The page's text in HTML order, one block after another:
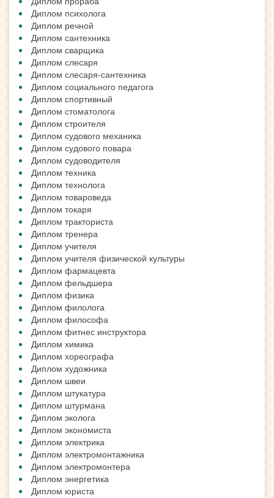
Диплом психолога
Диплом речной
Диплом сантехника
Диплом сварщика
Диплом слесаря
Диплом слесаря-сантехника
Диплом социального педагога
Диплом спортивный
Диплом стоматолога
Диплом строителя
Диплом судового механика
Диплом судового повара
Диплом судоводителя
Диплом техника
Диплом технолога
Диплом товароведа
Диплом токаря
Диплом тракториста
Диплом тренера
Диплом учителя
Диплом учителя физической культуры
Диплом фармацевта
Диплом фельдшера
Диплом физика
Диплом филолога
Диплом философа
Диплом фитнес инструктора
Диплом химика
Диплом хореографа
Диплом художника
Диплом швеи
Диплом штукатура
Диплом штурмана
Диплом эколога
Диплом экономиста
Диплом электрика
Диплом электромонтажника
Диплом электромонтера
Диплом энергетика
Диплом юриста